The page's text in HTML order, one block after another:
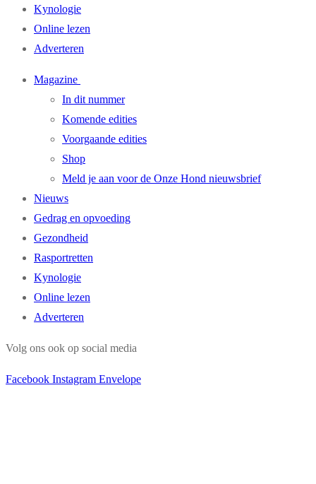
Kynologie
Online lezen
Adverteren
Magazine
In dit nummer
Komende edities
Voorgaande edities
Shop
Meld je aan voor de Onze Hond nieuwsbrief
Nieuws
Gedrag en opvoeding
Gezondheid
Rasportretten
Kynologie
Online lezen
Adverteren
Volg ons ook op social media
Facebook Instagram Envelope